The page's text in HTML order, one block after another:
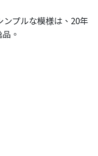
プルな模様は、20年
。